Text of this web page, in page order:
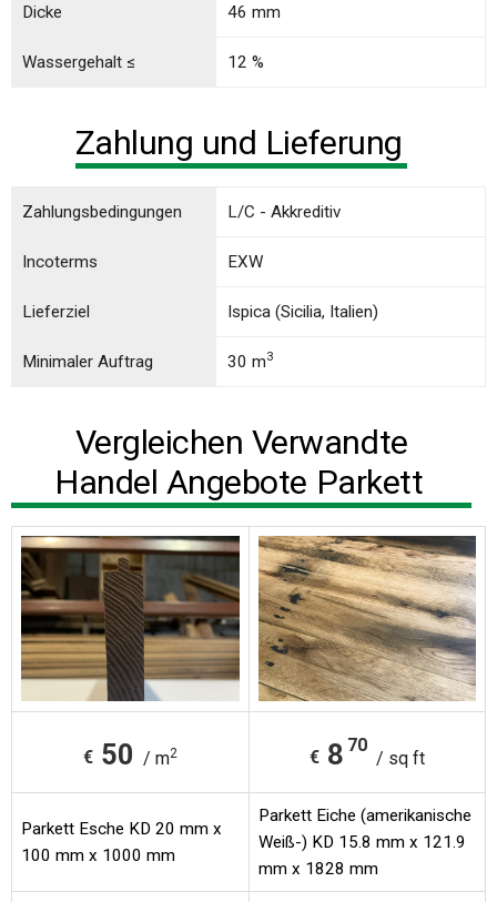
Dicke 46 mm
Wassergehalt ≤ 12 %
Zahlung und Lieferung
Zahlungsbedingungen L/C - Akkreditiv
Incoterms EXW
Minimaler Auftrag 30 m3
Lieferziel Ispica (Sicilia, Italien)
Vergleichen Verwandte
Handel Angebote Parkett
€ 50 / m2 € 8 70
/ sq ft
Parkett Esche KD 20 mm x
100 mm x 1000 mm
Parkett Eiche (amerikanische
Weiß-) KD 15.8 mm x 121.9
mm x 1828 mm